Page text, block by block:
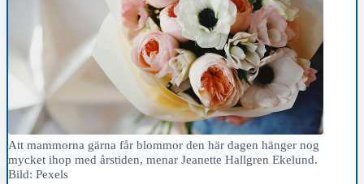
Att mammorna gärna får blommor den här dagen hänger nog
mycket ihop med årstiden, menar Jeanette Hallgren Ekelund.
Bild: Pexels